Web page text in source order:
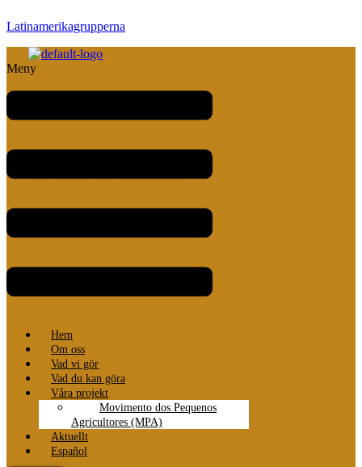
Latinamerikagrupperna
Meny
Hem
Om oss
Vad vi gör
Vad du kan göra
Våra projekt
Movimento dos Pequenos
Agricultores (MPA)
Aktuellt
Español